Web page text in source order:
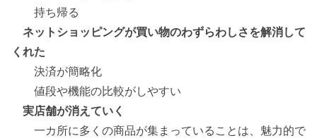
持ち帰る
ネットショッピングが買い物のわずらわしさを解消して
くれた
決済が簡略化
値段や機能の比較がしやすい
実店舗が消えていく
一カ所に多くの商品が集まっていることは、魅力的で